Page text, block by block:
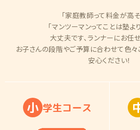
「家庭教師って料金が高
「マンツーマンってことは塾よ
大丈夫です、ランナーにお任せ
お子さんの段階やご予算に合わせて色
安心ください！
小 学生コース